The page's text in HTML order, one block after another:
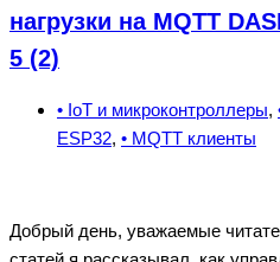
нагрузки на MQTT
5 (2)
• IoT и микроконтроллеры,
ESP32, • MQTT клиенты
Добрый день, уважаемые